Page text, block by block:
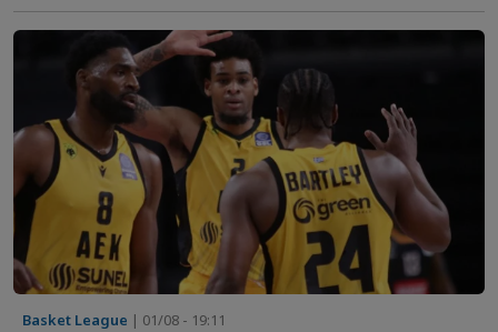
Basket League | 01/08 - 19:11